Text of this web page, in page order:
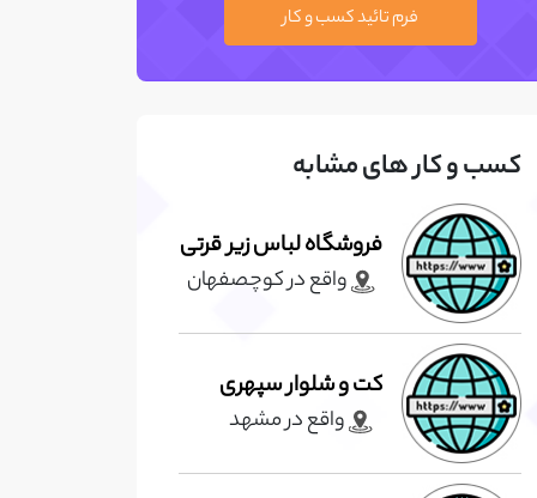
فرم تائید کسب و کار
کسب و کار های مشابه
فروشگاه لباس زیر قرتی
واقع در کوچصفهان
کت و شلوار سپهری
واقع در مشهد